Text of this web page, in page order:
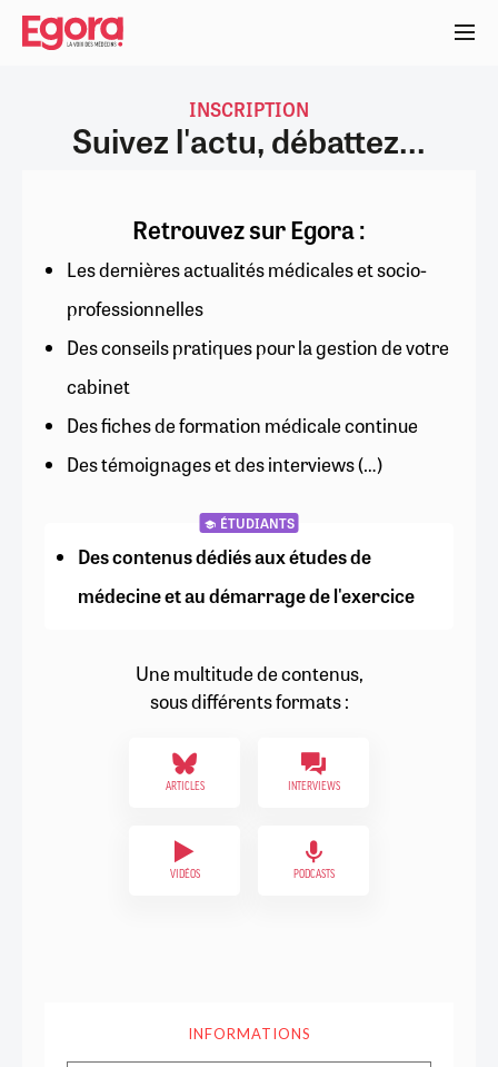
Aller
contenu
INSCRIPTION
Suivez l'actu, débattez...
Retrouvez sur Egora :
Les dernières actualités médicales et socio-
professionnelles
Des conseils pratiques pour la gestion de votre
cabinet
Des fiches de formation médicale continue
Des témoignages et des interviews (…)
ÉTUDIANTS
Des contenus dédiés aux études de
médecine et au démarrage de l'exercice
Une multitude de contenus,
sous différents formats :
ARTICLES INTERVIEWS
VIDÉOS PODCASTS